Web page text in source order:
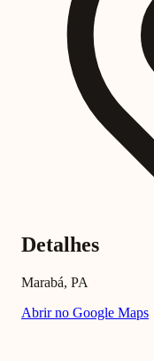
Detalhes
Marabá, PA
Abrir no Google Maps